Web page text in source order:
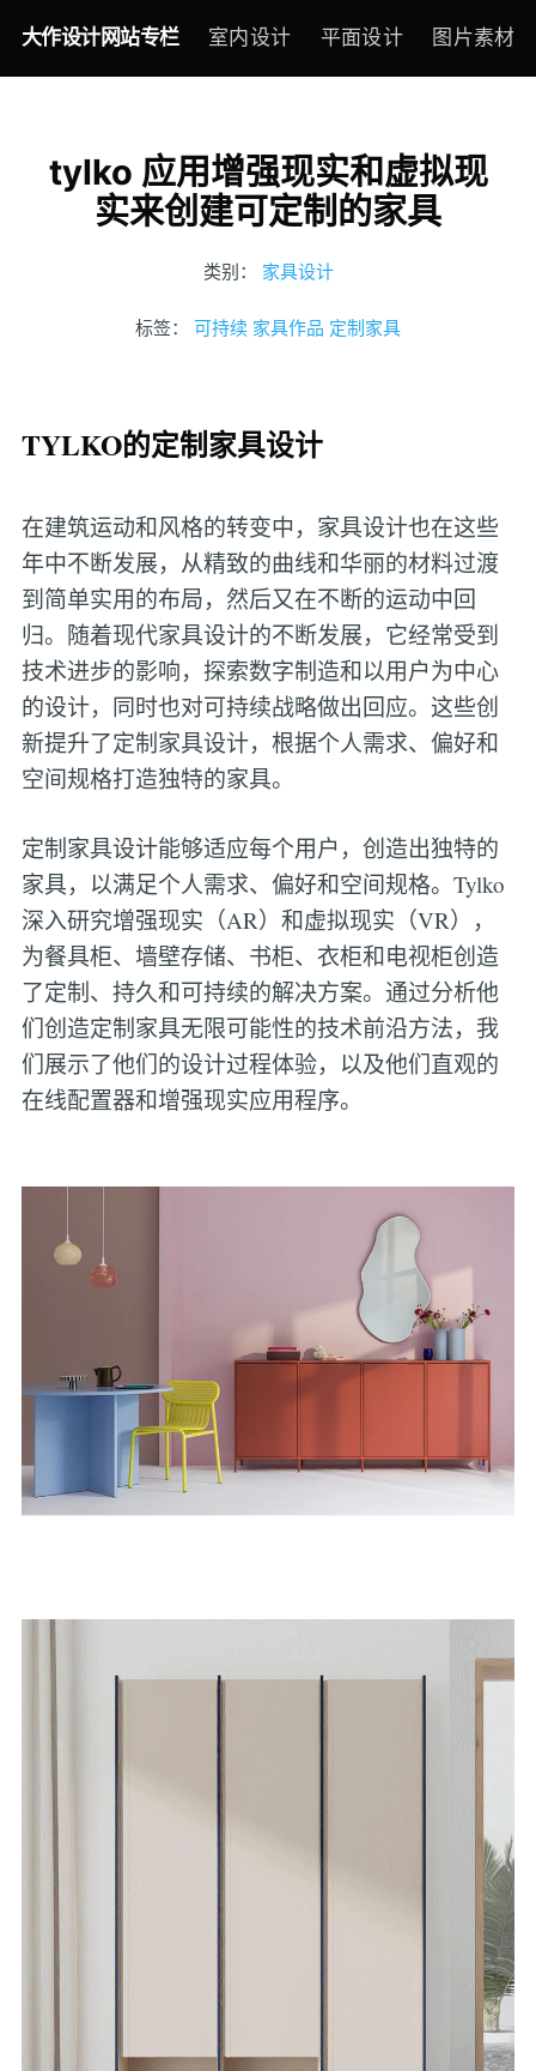
大作设计网站专栏 室内设计 平面设计 图片素材
tylko 应用增强现实和虚拟现
实来创建可定制的家具
类别： 家具设计
标签： 可持续 家具作品 定制家具
TYLKO的定制家具设计
在建筑运动和风格的转变中，家具设计也在这些
年中不断发展，从精致的曲线和华丽的材料过渡
到简单实用的布局，然后又在不断的运动中回
归。随着现代家具设计的不断发展，它经常受到
技术进步的影响，探索数字制造和以用户为中心
的设计，同时也对可持续战略做出回应。这些创
新提升了定制家具设计，根据个人需求、偏好和
空间规格打造独特的家具。
定制家具设计能够适应每个用户，创造出独特的
家具，以满足个人需求、偏好和空间规格。Tylko
深入研究增强现实（AR）和虚拟现实（VR），
为餐具柜、墙壁存储、书柜、衣柜和电视柜创造
了定制、持久和可持续的解决方案。通过分析他
们创造定制家具无限可能性的技术前沿方法，我
们展示了他们的设计过程体验，以及他们直观的
在线配置器和增强现实应用程序。